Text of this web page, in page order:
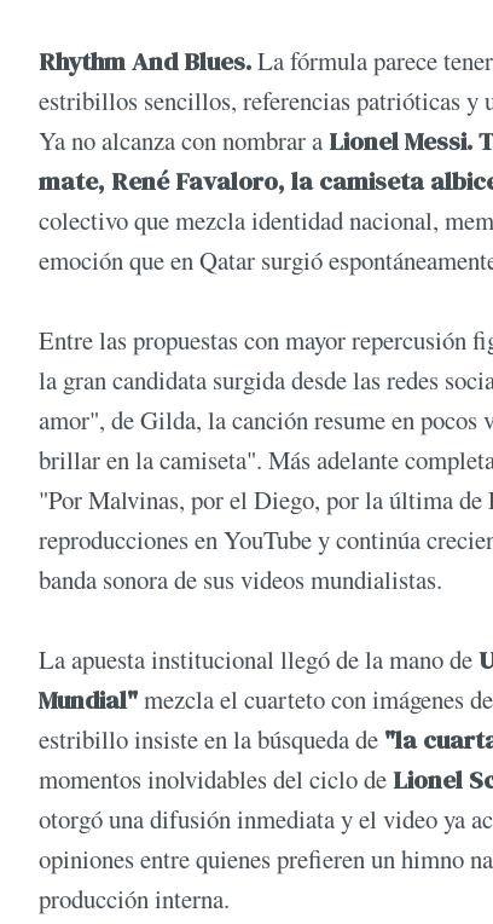
Rhythm And Blues.La fórmula parece
estribillos sencillos, referencias patrióticas y
Ya no alcanza con nombrar a Lionel Messi.
mate, René Favaloro, la camiseta
colectivo que mezcla identidad nacional,
emoción que en Qatar surgió
Entre las propuestas con mayor repercusión
la gran candidata surgida desde las redes
amor", de Gilda, la canción resume en
brillar en la camiseta". Más adelante
"Por Malvinas, por el Diego, por la última
reproducciones en YouTube y continúa
banda sonora de sus videos mundialistas.
La apuesta institucional llegó de la mano de
Mundial"mezcla el cuarteto con imágenes
estribillo insiste en la búsqueda de "la
momentos inolvidables del ciclo de Lionel
otorgó una difusión inmediata y el video ya
opiniones entre quienes prefieren un himno
producción interna.